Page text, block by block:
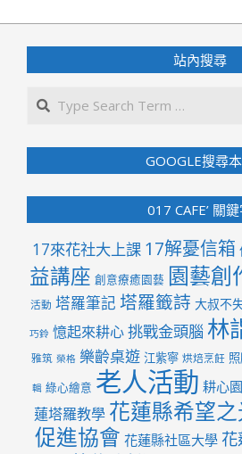
分
頁
站內搜尋
GOOGLE搜尋
017 CAFE’ 關
17來花社大上課 17解憂信箱
益講座 創意療癒園藝 園藝創
活動 塔羅筆記 塔羅籤詩 大叔不
巧鈴 憶起來耕心挑戰金頭腦 林
雅筑 榮格 樂齡桌遊 江紫寧 烘焙烹飪
輯 綠心繪意 老人活動 耕心
蓮塔羅教學 花蓮縣希望
促進協會 花蓮縣社區大學 花